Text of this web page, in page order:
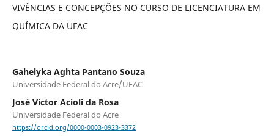
VIVÊNCIAS E CONCEPÇÕES NO CURSO DE LICENCIATURA EM
QUÍMICA DA UFAC
Gahelyka Aghta Pantano Souza
Universidade Federal do Acre/UFAC
José Víctor Acioli da Rosa
Universidade Federal do Acre
https://orcid.org/0000-0003-0923-3372